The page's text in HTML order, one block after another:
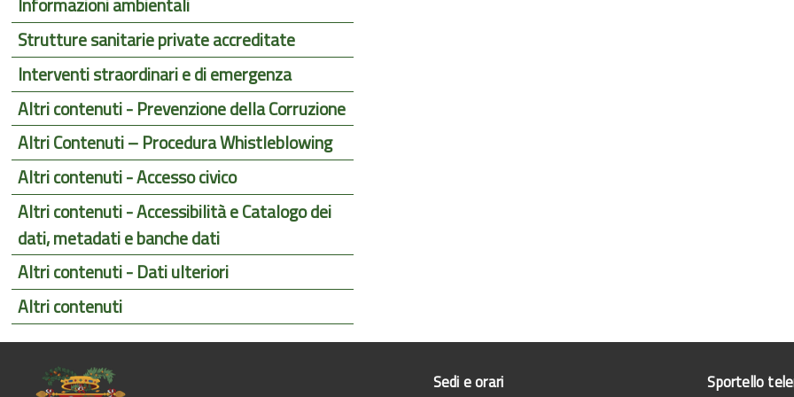
Informazioni ambientali
Strutture sanitarie private accreditate
Interventi straordinari e di emergenza
Altri contenuti - Prevenzione della Corruzione
Altri Contenuti – Procedura Whistleblowing
Altri contenuti - Accesso civico
Altri contenuti - Accessibilità e Catalogo dei
dati, metadati e banche dati
Altri contenuti - Dati ulteriori
Altri contenuti
Sedi e orari Sportello